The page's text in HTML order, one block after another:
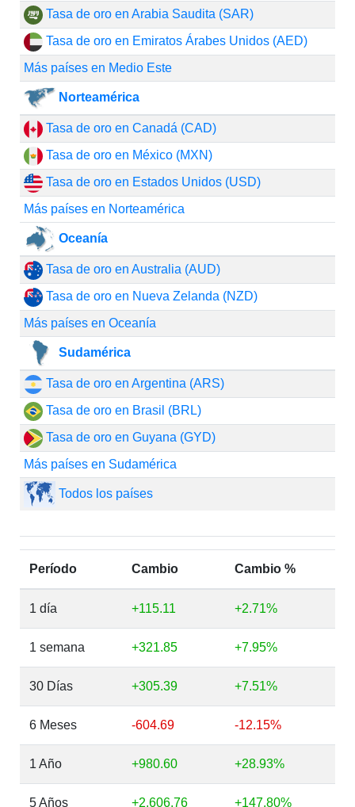
Tasa de oro en Arabia Saudita (SAR)
Tasa de oro en Emiratos Árabes Unidos (AED)
Más países en Medio Este
Norteamérica
Tasa de oro en Canadá (CAD)
Tasa de oro en México (MXN)
Tasa de oro en Estados Unidos (USD)
Más países en Norteamérica
Oceanía
Tasa de oro en Australia (AUD)
Tasa de oro en Nueva Zelanda (NZD)
Más países en Oceanía
Sudamérica
Tasa de oro en Argentina (ARS)
Tasa de oro en Brasil (BRL)
Tasa de oro en Guyana (GYD)
Más países en Sudamérica
Todos los países
Período Cambio Cambio %
1 día +115.11 +2.71%
1 semana +321.85 +7.95%
30 Días +305.39 +7.51%
6 Meses -604.69 -12.15%
1 Año +980.60 +28.93%
5 Años +2,606.76 +147.80%